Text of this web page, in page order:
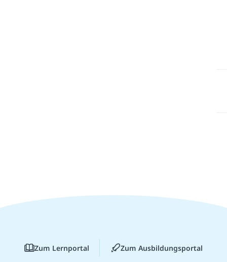
Zum Lernportal Zum Ausbildungsportal